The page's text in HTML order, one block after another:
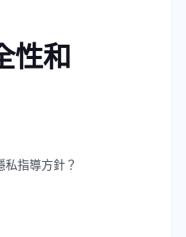
性和
指導方針？